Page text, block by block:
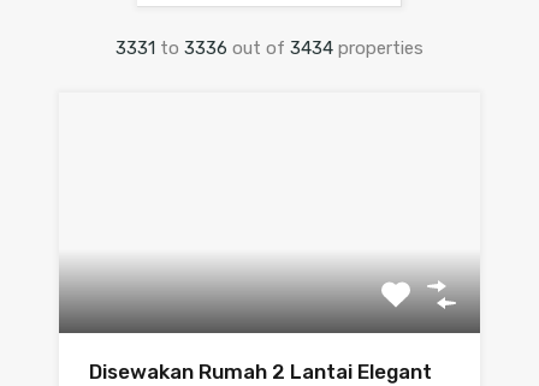
3331 to 3336 out of 3434 properties
Disewakan Rumah 2 Lantai Elegant